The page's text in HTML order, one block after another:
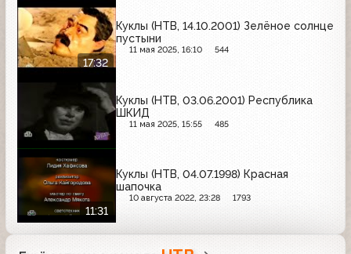
17:32
Куклы (НТВ, 14.10.2001) Зелёное солнце
пустыни
11 мая 2025, 16:10 544
Куклы (НТВ, 03.06.2001) Республика
ШКИД
11 мая 2025, 15:55 485
11:31
Куклы (НТВ, 04.07.1998) Красная
шапочка
10 августа 2022, 23:28 1793